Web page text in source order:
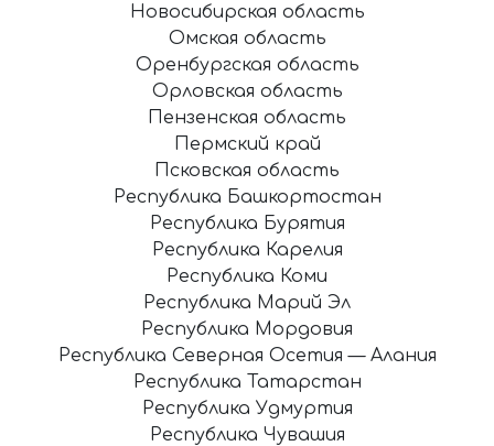
Новосибирская область
Омская область
Оренбургская область
Орловская область
Пензенская область
Пермский край
Псковская область
Республика Башкортостан
Республика Бурятия
Республика Карелия
Республика Коми
Республика Марий Эл
Республика Мордовия
Республика Северная Осетия — Алания
Республика Татарстан
Республика Удмуртия
Республика Чувашия